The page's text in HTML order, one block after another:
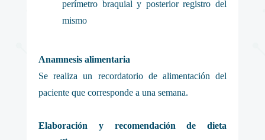
perímetro braquial y posterior registro del
mismo
Anamnesis alimentaria
Se realiza un recordatorio de alimentación del
paciente que corresponde a una semana.
Elaboración y recomendación de dieta